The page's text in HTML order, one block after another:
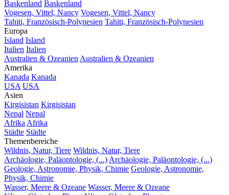
Baskenland Baskenland
Vogesen, Vittel, Nancy Vogesen, Vittel, Nancy
Tahiti, Französisch-Polynesien Tahiti, Französisch-Polynesien
Europa
Island Island
Italien Italien
Australien & Ozeanien Australien & Ozeanien
Amerika
Kanada Kanada
USA USA
Asien
Kirgisistan Kirgisistan
Nepal Nepal
Afrika Afrika
Städte Städte
Themenbereiche
Wildnis, Natur, Tiere Wildnis, Natur, Tiere
Archäologie, Paläontologie, (...) Archäologie, Paläontologie, (...)
Geologie, Astronomie, Physik, Chimie Geologie, Astronomie,
Physik, Chimie
Wasser, Meere & Ozeane Wasser, Meere & Ozeane